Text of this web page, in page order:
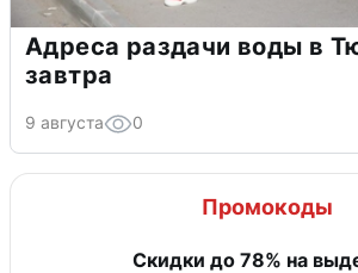
Адреса раздачи воды в
завтра
9 августа 0
Промокоды
Скидки до 78% на